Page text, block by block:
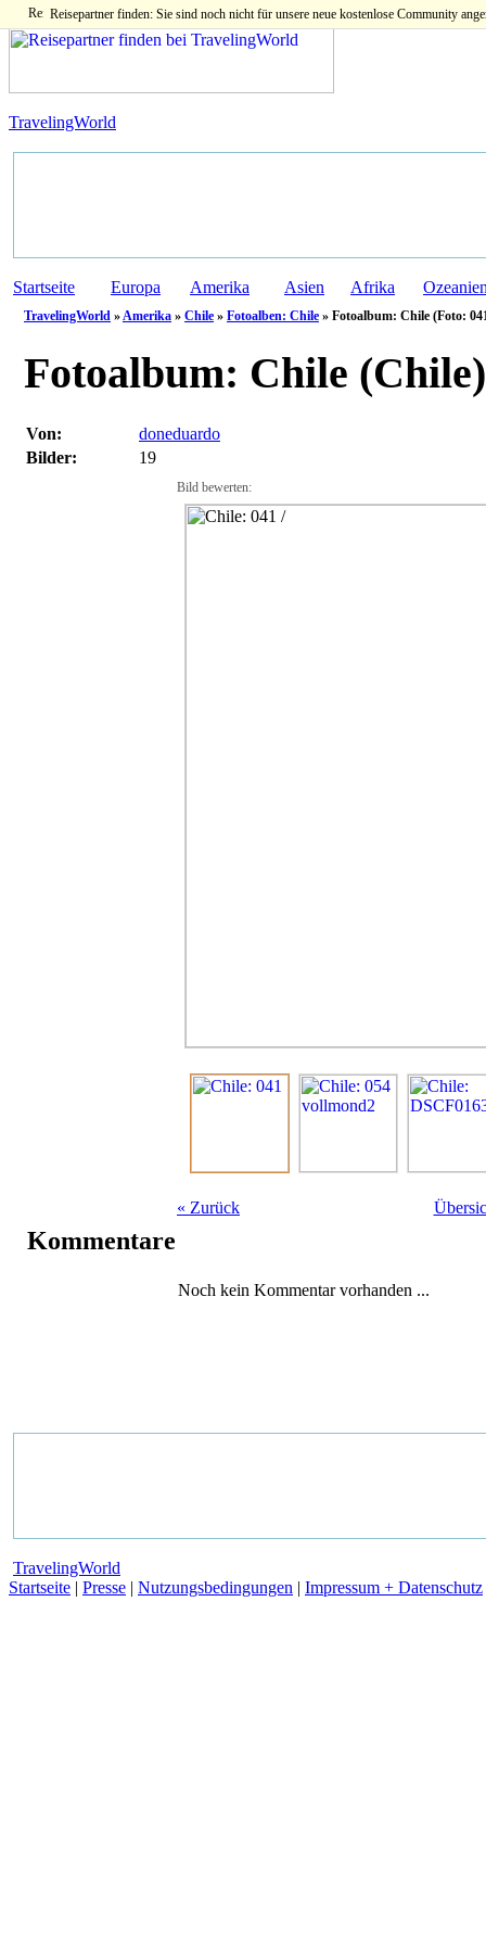
Reisepartner finden: Sie sind noch nicht für unsere neue kostenlose Community
TravelingWorld
Startseite Europa Amerika Asien Afrika
TravelingWorld »Amerika » Chile » Fotoalben: Chile » Fotoalbum: Chile (Foto:
Fotoalbum: Chile (Chile)
Von:
doneduardo
Bilder:
19
Bild bewerten:
« Zurück
Kommentare
Noch kein Kommentar vorhanden ...
TravelingWorld
Startseite | Presse | Nutzungsbedingungen | Impressum + Datenschutz